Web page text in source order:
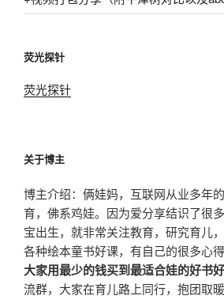
荧光探针
荧光探针
关于博主
博主介绍：俩娃妈，互联网从业多年
育，佛系鸡娃。因为爱分享结识了很
宝出生，就非常关注教育，研究育儿
各种绘本童书好课，有自己的很多心
大家用最少的钱买到最适合娃的好书
流群，大家在育儿路上同行，抱团取暖